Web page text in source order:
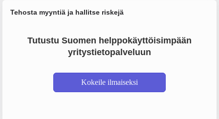
Tehosta myyntiä ja hallitse riskejä
Tutustu Suomen helppokäyttöisimpään
yritystietopalveluun
Kokeile ilmaiseksi